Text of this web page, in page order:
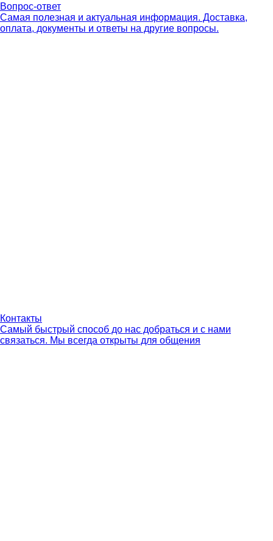
Вопрос-ответ
Самая полезная и актуальная информация. Доставка,
оплата, документы и ответы на другие вопросы.
Контакты
Самый быстрый способ до нас добраться и с нами
связаться. Мы всегда открыты для общения